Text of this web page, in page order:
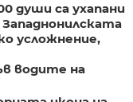
души са ухапани
усложнение,
водите на